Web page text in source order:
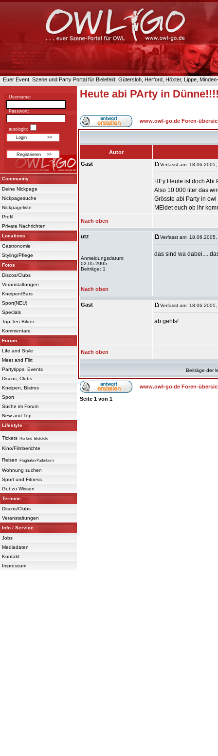
Euer Event, Szene und Party Portal für Bielefeld, Gütersloh, Herford, Höxter, Lippe,
Username:
Passwort:
autologin:
Community
Deine Nickpage
Nickpagesuche
Nickpageliste
Profil
Private Nachrichten
Locations
Gastronomie
Styling/Pflege
Fotos
Discos/Clubs
Veranstaltungen
Kneipen/Bars
Sport(NEU)
Specials
Top Ten Bilder
Kommentare
Forum
Life and Style
Meet and Flirt
Partytipps, Events
Discos, Clubs
Kneipen, Bistros
Sport
Suche im Forum
New and Top
Lifestyle
Tickets Herford Bielefeld
Kino/Filmberichte
Reisen Flughafen Paderborn
Wohnung suchen
Sport und Fitness
Gut zu Wissen
Termine
Discos/Clubs
Veranstaltungen
Info / Service
Jobs
Mediadaten
Kontakt
Impressum
Heute abi PArty in
www.owl-go.de Foren-
Autor
Gast
Verfasst am:
HEy Heute ist doch
Also 10 000 liter das
Grösste abi Party in
MEldet euch ob ihr
Nach oben
utz
Anmeldungsdatum:
02.05.2005
Beiträge: 1
Verfasst am:
das sind wa
Nach oben
Gast Verfasst am:
ab gehts!
Nach oben
Beiträge der
www.owl-go.de Foren-
Seite 1 von 1